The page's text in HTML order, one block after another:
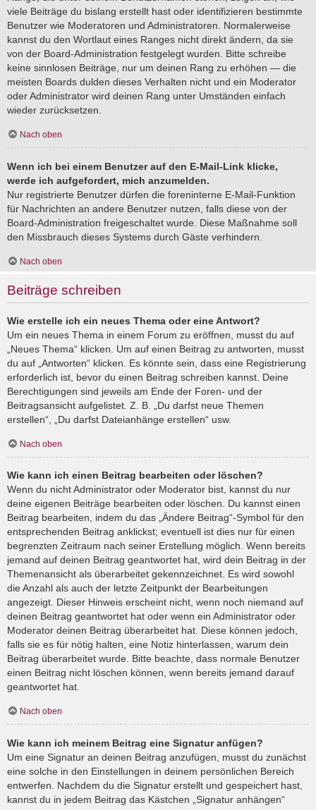
viele Beiträge du bislang erstellt hast oder identifizieren bestimmte
Benutzer wie Moderatoren und Administratoren. Normalerweise
kannst du den Wortlaut eines Ranges nicht direkt ändern, da sie
von der Board-Administration festgelegt wurden. Bitte schreibe
keine sinnlosen Beiträge, nur um deinen Rang zu erhöhen — die
meisten Boards dulden dieses Verhalten nicht und ein Moderator
oder Administrator wird deinen Rang unter Umständen einfach
wieder zurücksetzen.
Nach oben
Wenn ich bei einem Benutzer auf den E-Mail-Link klicke,
werde ich aufgefordert, mich anzumelden.
Nur registrierte Benutzer dürfen die foreninterne E-Mail-Funktion
für Nachrichten an andere Benutzer nutzen, falls diese von der
Board-Administration freigeschaltet wurde. Diese Maßnahme soll
den Missbrauch dieses Systems durch Gäste verhindern.
Nach oben
Beiträge schreiben
Wie erstelle ich ein neues Thema oder eine Antwort?
Um ein neues Thema in einem Forum zu eröffnen, musst du auf
„Neues Thema“ klicken. Um auf einen Beitrag zu antworten, musst
du auf „Antworten“ klicken. Es könnte sein, dass eine Registrierung
erforderlich ist, bevor du einen Beitrag schreiben kannst. Deine
Berechtigungen sind jeweils am Ende der Foren- und der
Beitragsansicht aufgelistet. Z. B. „Du darfst neue Themen
erstellen“, „Du darfst Dateianhänge erstellen“ usw.
Nach oben
Wie kann ich einen Beitrag bearbeiten oder löschen?
Wenn du nicht Administrator oder Moderator bist, kannst du nur
deine eigenen Beiträge bearbeiten oder löschen. Du kannst einen
Beitrag bearbeiten, indem du das „Ändere Beitrag“-Symbol für den
entsprechenden Beitrag anklickst; eventuell ist dies nur für einen
begrenzten Zeitraum nach seiner Erstellung möglich. Wenn bereits
jemand auf deinen Beitrag geantwortet hat, wird dein Beitrag in der
Themenansicht als überarbeitet gekennzeichnet. Es wird sowohl
die Anzahl als auch der letzte Zeitpunkt der Bearbeitungen
angezeigt. Dieser Hinweis erscheint nicht, wenn noch niemand auf
deinen Beitrag geantwortet hat oder wenn ein Administrator oder
Moderator deinen Beitrag überarbeitet hat. Diese können jedoch,
falls sie es für nötig halten, eine Notiz hinterlassen, warum dein
Beitrag überarbeitet wurde. Bitte beachte, dass normale Benutzer
einen Beitrag nicht löschen können, wenn bereits jemand darauf
geantwortet hat.
Nach oben
Wie kann ich meinem Beitrag eine Signatur anfügen?
Um eine Signatur an deinen Beitrag anzufügen, musst du zunächst
eine solche in den Einstellungen in deinem persönlichen Bereich
entwerfen. Nachdem du die Signatur erstellt und gespeichert hast,
kannst du in jedem Beitrag das Kästchen „Signatur anhängen“